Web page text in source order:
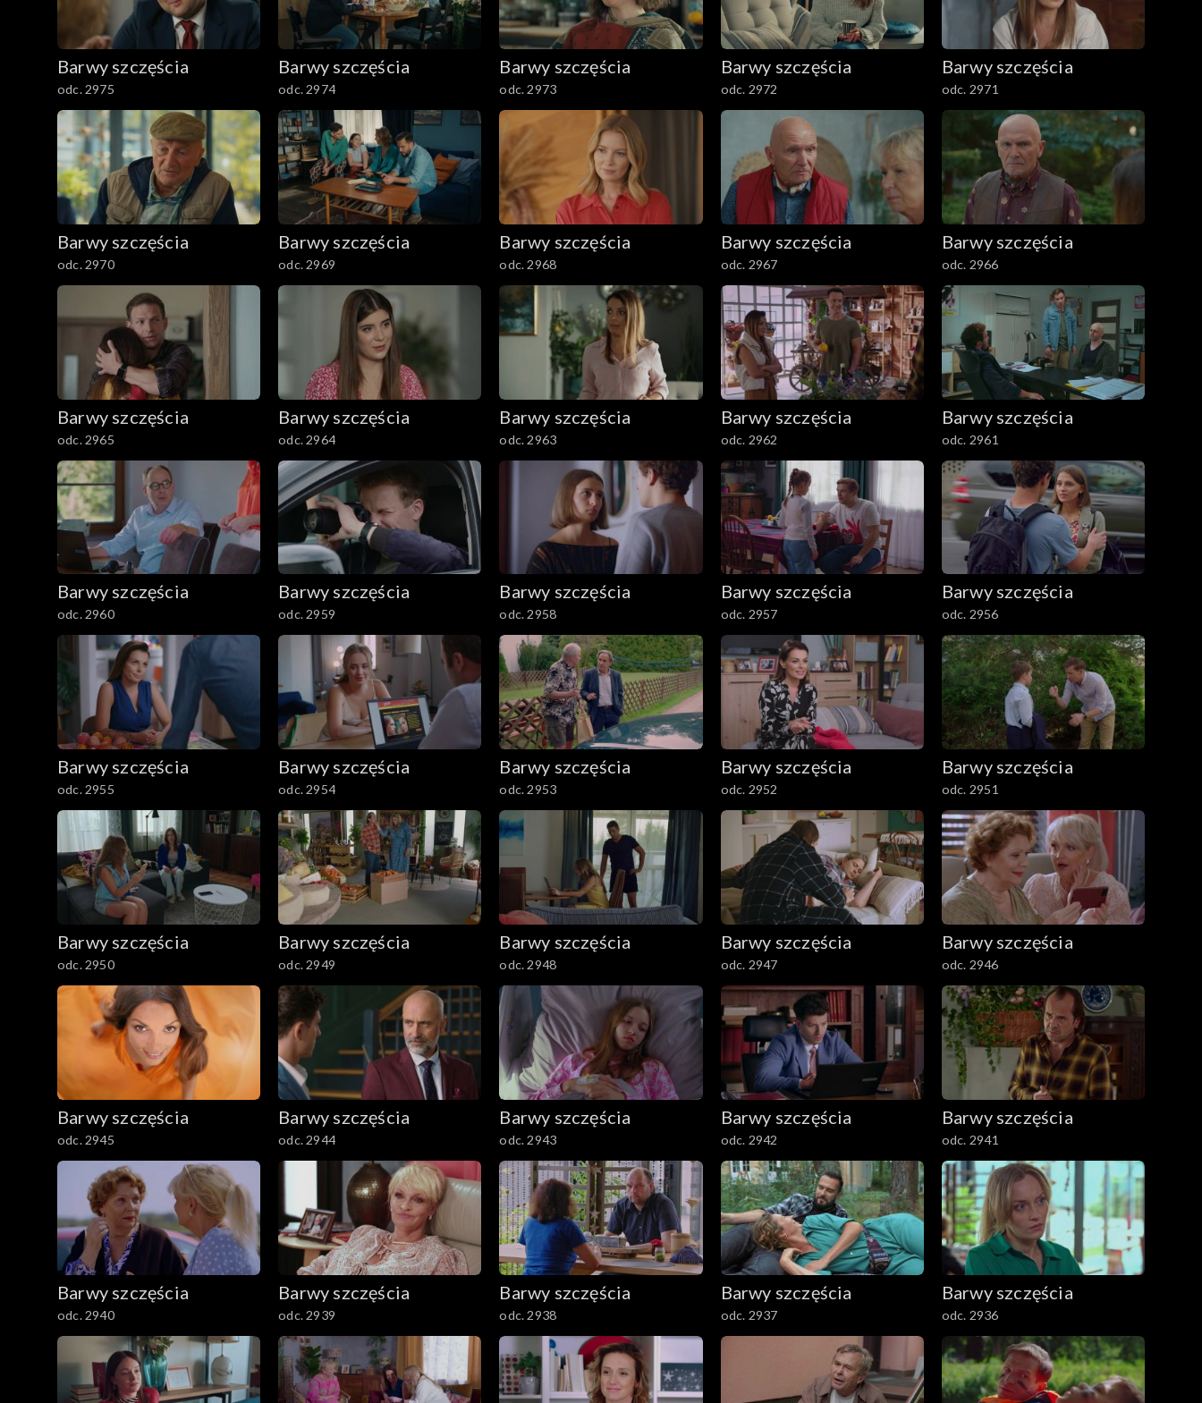
1101–1200
1001–1100
901–1000
801–900
782–800
Barwy szczęścia
odc. 2975
Barwy szczęścia
odc. 2974
Barwy szczęścia
odc. 2973
Barwy szczęścia
odc. 2972
Barwy szczęścia
odc. 2971
Barwy szczęścia
odc. 2970
Barwy szczęścia
odc. 2969
Barwy szczęścia
odc. 2968
Barwy szczęścia
odc. 2967
Barwy szczęścia
odc. 2966
Barwy szczęścia
odc. 2965
Barwy szczęścia
odc. 2964
Barwy szczęścia
odc. 2963
Barwy szczęścia
odc. 2962
Barwy szczęścia
odc. 2961
Barwy szczęścia
odc. 2960
Barwy szczęścia
odc. 2959
Barwy szczęścia
odc. 2958
Barwy szczęścia
odc. 2957
Barwy szczęścia
odc. 2956
Barwy szczęścia
odc. 2955
Barwy szczęścia
odc. 2954
Barwy szczęścia
odc. 2953
Barwy szczęścia
odc. 2952
Barwy szczęścia
odc. 2951
Barwy szczęścia
odc. 2950
Barwy szczęścia
odc. 2949
Barwy szczęścia
odc. 2948
Barwy szczęścia
odc. 2947
Barwy szczęścia
odc. 2946
Barwy szczęścia
odc. 2945
Barwy szczęścia
odc. 2944
Barwy szczęścia
odc. 2943
Barwy szczęścia
odc. 2942
Barwy szczęścia
odc. 2941
Barwy szczęścia
odc. 2940
Barwy szczęścia
odc. 2939
Barwy szczęścia
odc. 2938
Barwy szczęścia
odc. 2937
Barwy szczęścia
odc. 2936